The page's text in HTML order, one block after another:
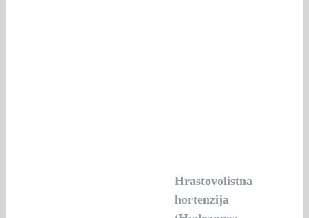
Hrastovolistna
hortenzija